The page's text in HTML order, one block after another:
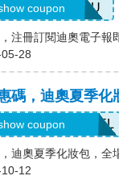
WELCOMEYOU
coupon
注冊訂閱迪奧電子報
28
碼，迪奧夏季化
SUMMERTRAVEL
coupon
迪奧夏季化妝包，全
12